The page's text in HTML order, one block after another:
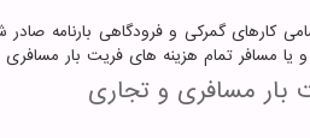
کارهای گمرکی و فرودگاهی بارنامه
یا مسافر تمام هزینه های فریت بار مسافری
بار مسافری و تجاری